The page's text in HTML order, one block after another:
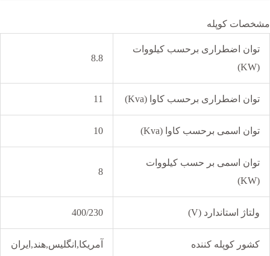
مشخصات کوپله
توان اضطراری برحسب کیلووات
(KW)
8.8
توان اضطراری برحسب کاوا (Kva) 11
توان اسمی برحسب کاوا (Kva) 10
توان اسمی بر حسب کیلووات
(KW)
8
ولتاژ استاندارد (V) 400/230
کشور کوپله کننده آمریکا,انگلیس,هند,ایران